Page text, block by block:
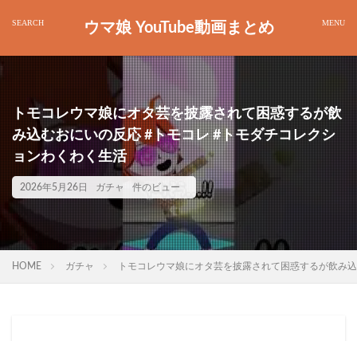
ウマ娘 YouTube動画まとめ
トモコレウマ娘にオタ芸を披露されて困惑するが飲
み込むおにいの反応 #トモコレ #トモダチコレクシ
ョンわくわく生活
2026年5月26日 ガチャ 件のビュー
HOME ガチャ トモコレウマ娘にオタ芸を披露されて困惑するが飲み